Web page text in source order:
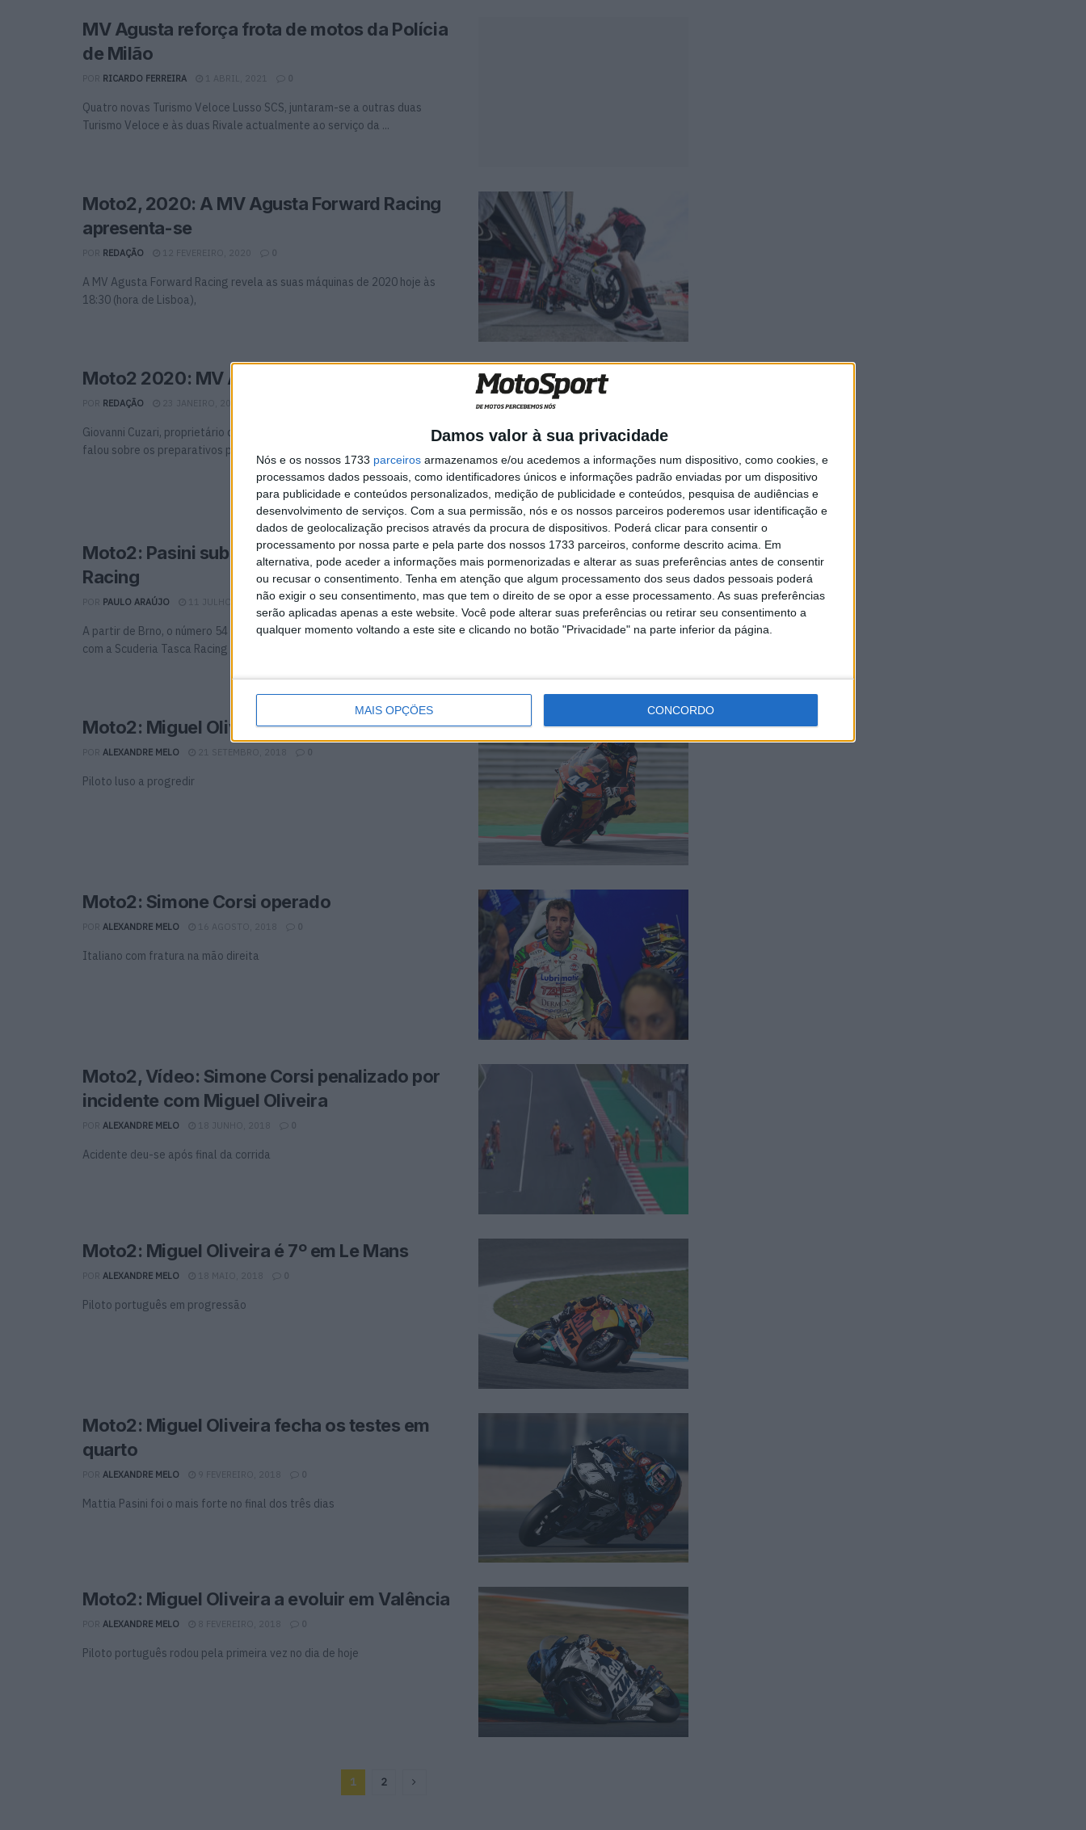
Damos valor à sua privacidade
Nós e os nossos 1733 parceiros armazenamos e/ou acedemos a informações num dispositivo, como cookies, e
processamos dados pessoais, como identificadores únicos e informações padrão enviadas por um dispositivo
para publicidade e conteúdos personalizados, medição de publicidade e conteúdos, pesquisa de audiências e
desenvolvimento de serviços. Com a sua permissão, nós e os nossos parceiros poderemos usar identificação e
dados de geolocalização precisos através da procura de dispositivos. Poderá clicar para consentir o
processamento por nossa parte e pela parte dos nossos 1733 parceiros, conforme descrito acima. Em
alternativa, pode aceder a informações mais pormenorizadas e alterar as suas preferências antes de consentir
ou recusar o consentimento. Tenha em atenção que algum processamento dos seus dados pessoais poderá
não exigir o seu consentimento, mas que tem o direito de se opor a esse processamento. As suas preferências
serão aplicadas apenas a este website. Você pode alterar suas preferências ou retirar seu consentimento a
qualquer momento voltando a este site e clicando no botão "Privacidade" na parte inferior da página.
MAIS OPÇÕES CONCORDO
MV Agusta reforça frota de motos da Polícia
de Milão
RICARDO FERREIRA 1 ABRIL, 2021 0
Quatro novas Turismo Veloce Lusso SCS, juntaram-se a outras duas
Turismo Veloce e às duas Rivale actualmente ao serviço da ...
Moto2, 2020: A MV Agusta Forward Racing
apresenta-se
REDAÇÃO 12 FEVEREIRO, 2020 0
A MV Agusta Forward Racing revela as suas máquinas de 2020 hoje às
18:30 (hora de Lisboa),
Moto2 2020: MV Agusta brilha de novo?
REDAÇÃO 23 JANEIRO, 2020
Giovanni Cuzari, proprietário da MV Agusta Agusta Temporary Forward,
falou sobre os preparativos para a sua segunda temporada de Moto2
Moto2: Pasini substitui Corsi na Tasca
Racing
PAULO ARAÚJO 11 JULHO, 2019 0
A partir de Brno, o número 54 completará o resto da temporada de Moto2
com a Scuderia Tasca Racing
Moto2: Miguel Oliveira é 6º no treino final
ALEXANDRE MELO 21 SETEMBRO, 2018 0
Piloto luso a progredir
Moto2: Simone Corsi operado
ALEXANDRE MELO 16 AGOSTO, 2018 0
Italiano com fratura na mão direita
Moto2, Vídeo: Simone Corsi penalizado por
incidente com Miguel Oliveira
ALEXANDRE MELO 18 JUNHO, 2018 0
Acidente deu-se após final da corrida
Moto2: Miguel Oliveira é 7º em Le Mans
ALEXANDRE MELO 18 MAIO, 2018 0
Piloto português em progressão
Moto2: Miguel Oliveira fecha os testes em
quarto
ALEXANDRE MELO 9 FEVEREIRO, 2018 0
Mattia Pasini foi o mais forte no final dos três dias
Moto2: Miguel Oliveira a evoluir em Valência
ALEXANDRE MELO 8 FEVEREIRO, 2018 0
Piloto português rodou pela primeira vez no dia de hoje
1 2